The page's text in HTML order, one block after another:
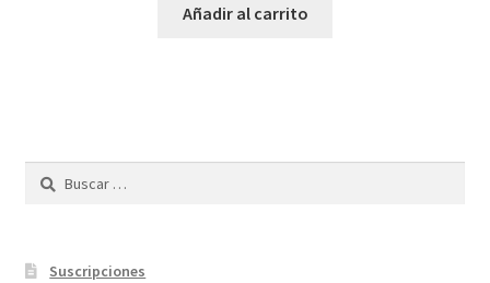
Añadir al carrito
Buscar:
Suscripciones